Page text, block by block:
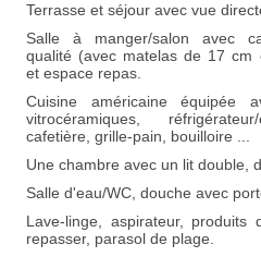
Terrasse et séjour avec vue
Salle à manger/salon avec
qualité (avec matelas de 17
et espace repas.
Cuisine américaine équipée
vitrocéramiques,
cafetière, grille-pain, bouilloire ...
Une chambre avec un lit double,
Salle d'eau/WC, douche avec
L ave-linge, aspirateur,
repasser , parasol de plage.